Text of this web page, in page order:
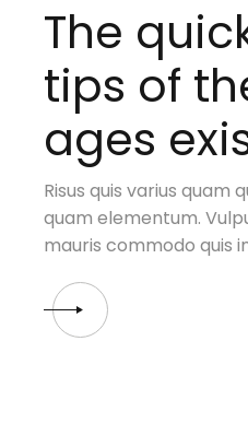
The
tips of
ages
Risus quis varius quam
quam elementum.
mauris commodo quis